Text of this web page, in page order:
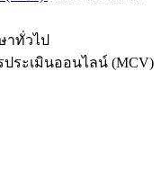
าทั่วไป
ประเมินออนไลน์ (MCV)